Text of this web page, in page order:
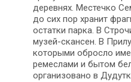
деревнях. Местечко
до сих пор хранит
остатки парка. В
музей-скансен. В
которыми обросло
ремеслами и бытом
организовано в